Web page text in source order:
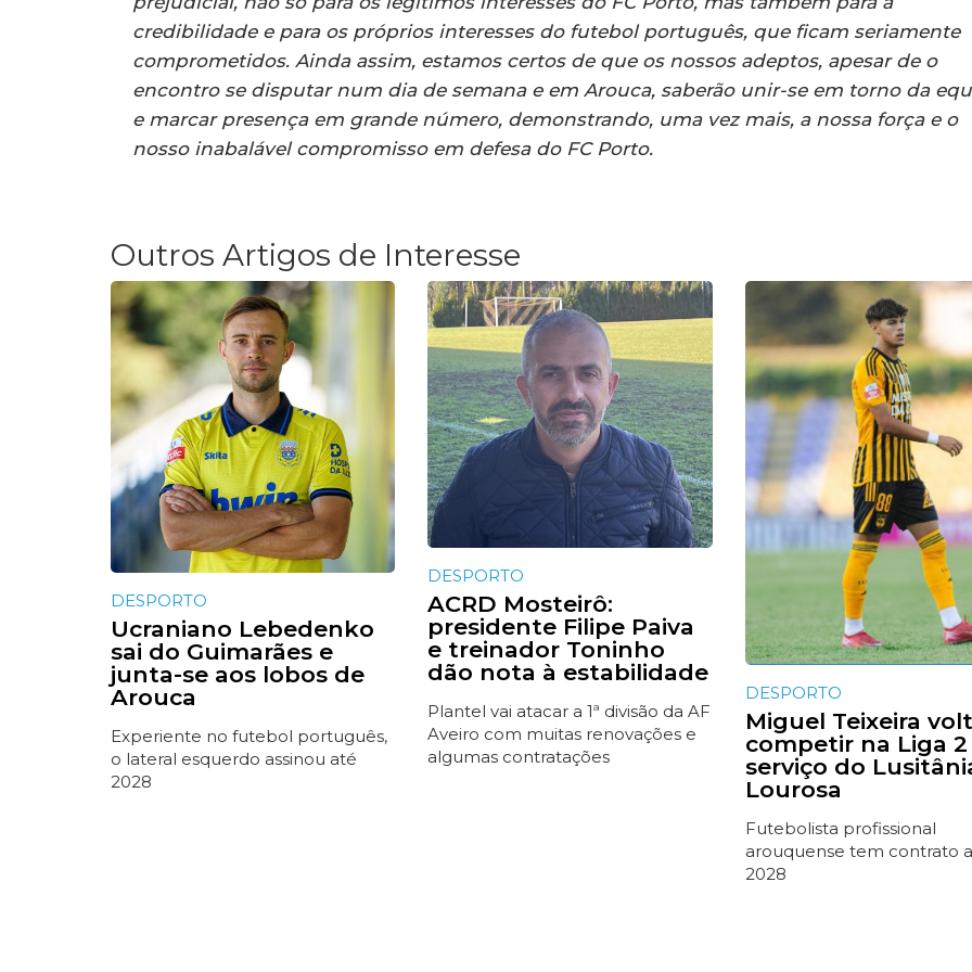
credibilidade e para os próprios interesses do futebol português, que ficam seriamente
comprometidos. Ainda assim, estamos certos de que os nossos adeptos, apesar de o
encontro se disputar num dia de semana e em Arouca, saberão unir-se em torno da
e marcar presença em grande número, demonstrando, uma vez mais, a nossa força e o
nosso inabalável compromisso em defesa do FC Porto.
Outros Artigos de Interesse
DESPORTO
Ucraniano Lebedenko
sai do Guimarães e
junta-se aos lobos de
Arouca
Experiente no futebol português,
o lateral esquerdo assinou até
2028
DESPORTO
ACRD Mosteirô:
presidente Filipe Paiva
e treinador Toninho
dão nota à estabilidade
Plantel vai atacar a 1ª divisão da AF
Aveiro com muitas renovações e
algumas contratações
DESPORTO
Miguel Teixeira
competir na Liga 2
serviço do
Lourosa
Futebolista profissional
arouquense tem contrato
2028